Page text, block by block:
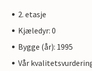
2. etasje
Kjæledyr: 0
Bygge (år): 1995
Vår